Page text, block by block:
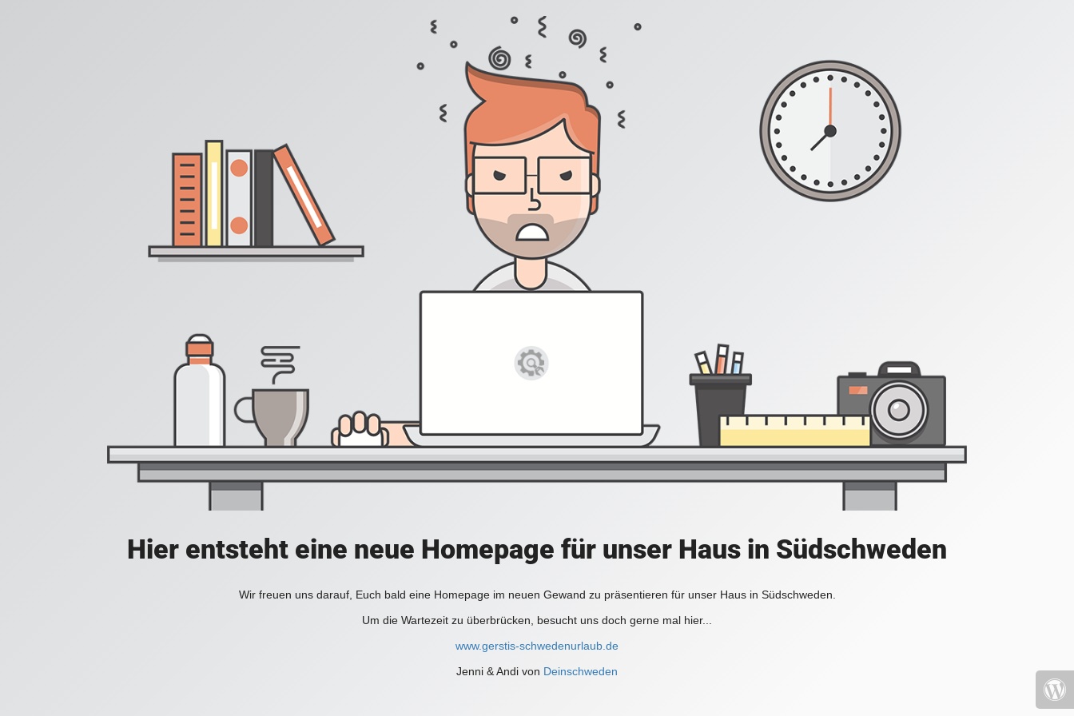
Hier entsteht eine neue Homepage für unser Haus in Südschweden
Wir freuen uns darauf, Euch bald eine Homepage im neuen Gewand zu präsentieren für unser Haus in Südschweden.
Um die Wartezeit zu überbrücken, besucht uns doch gerne mal hier...
www.gerstis-schwedenurlaub.de
Jenni & Andi von Deinschweden